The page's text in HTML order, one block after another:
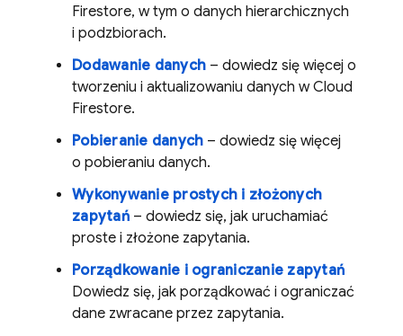
Firestore, w tym o danych hierarchicznych
i podzbiorach.
Dodawanie danych – dowiedz się więcej o
tworzeniu i aktualizowaniu danych wCloud
Firestore.
Pobieranie danych – dowiedz się więcej
o pobieraniu danych.
Wykonywanie prostych i złożonych
zapytań– dowiedz się, jak uruchamiać
proste i złożone zapytania.
Porządkowanie i ograniczanie zapytań
Dowiedz się, jak porządkować i ograniczać
dane zwracane przez zapytania.